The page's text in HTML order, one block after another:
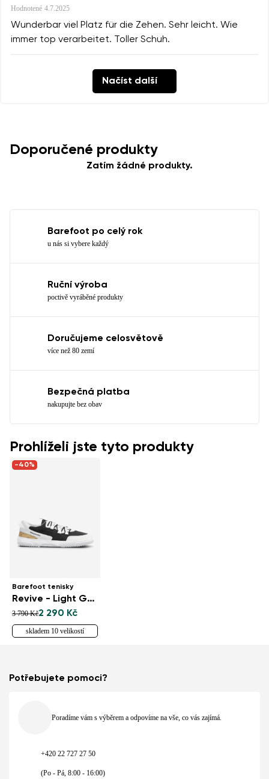
Hodnotené 4.7.2025
Wunderbar viel Platz für die Zehen. Sehr leicht. Wie
immer top verarbeitet. Toller Schuh.
Načíst další
Doporučené produkty
Zatím žádné produkty.
Barefoot po celý rok
u nás si vybere každý
Ruční výroba
poctivě vyráběné produkty
Doručujeme celosvětově
více než 80 zemí
Bezpečná platba
nakupujte bez obav
Prohlíželi jste tyto produkty
-40%
Barefoot tenisky
Revive - Light Grey & Black
3 790 Kč2 290 Kč
skladem 10 velikostí
Potřebujete pomoci?
Poradíme vám s výběrem a odpovíme na vše, co vás zajímá.
+420 22 727 27 50
(Po - Pá, 8:00 - 16:00)